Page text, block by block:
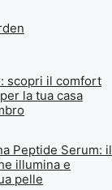
scopri il comfort
la tua casa
Peptide Serum: il
illumina e
pelle